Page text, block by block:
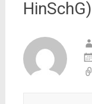
HinSchG)